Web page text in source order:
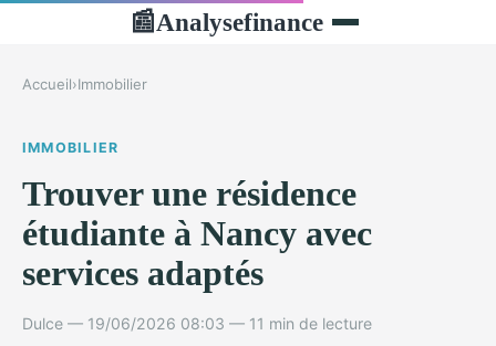
📰Analysefinance
Accueil›Immobilier
IMMOBILIER
Trouver une résidence
étudiante à Nancy avec
services adaptés
Dulce — 19/06/2026 08:03 — 11 min de lecture